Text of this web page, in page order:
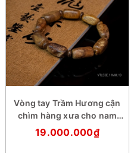
Vòng tay Trầm Hương cận
chìm hàng xưa cho nam
(size cơ bản)
19.000.000₫